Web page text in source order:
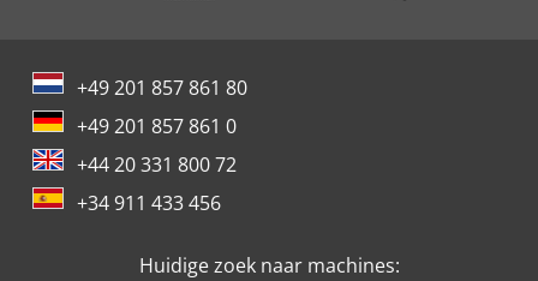
+49 201 857 861 80
+49 201 857 861 0
+44 20 331 800 72
+34 911 433 456
Huidige zoek naar machines: